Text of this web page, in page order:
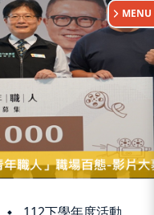
MENU